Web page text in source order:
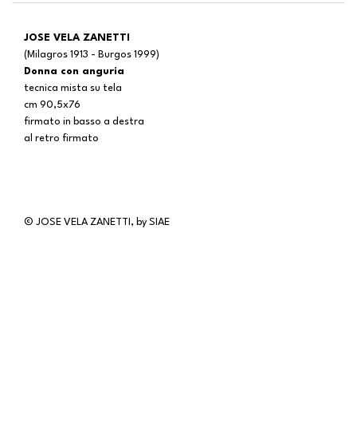
JOSE VELA ZANETTI
(Milagros 1913 - Burgos 1999)
Donna con anguria
tecnica mista su tela
cm 90,5x76
firmato in basso a destra
al retro firmato
© JOSE VELA ZANETTI, by SIAE